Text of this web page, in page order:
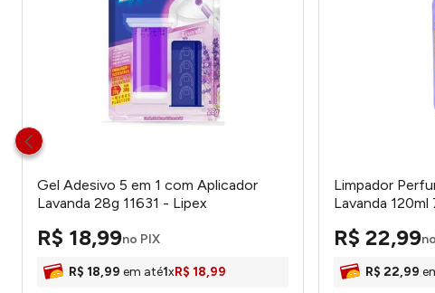
Gel Adesivo 5 em 1 com Aplicador
Lavanda 28g 11631 - Lipex
R$ 18,99no PIX
R$ 18,99 em até1xR$ 18,99
Limpador
Lavanda
R$ 22,99
R$ 22,99